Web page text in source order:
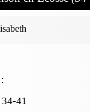
34-41